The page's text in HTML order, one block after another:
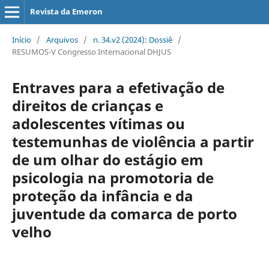
Revista da Emeron
Início / Arquivos / n. 34.v2 (2024): Dossiê /
RESUMOS-V Congresso Internacional DHJUS
Entraves para a efetivação de
direitos de crianças e
adolescentes vítimas ou
testemunhas de violência a partir
de um olhar do estágio em
psicologia na promotoria de
proteção da infância e da
juventude da comarca de porto
velho